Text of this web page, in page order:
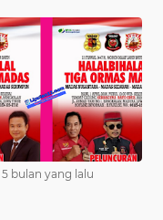
5 bulan yang lalu